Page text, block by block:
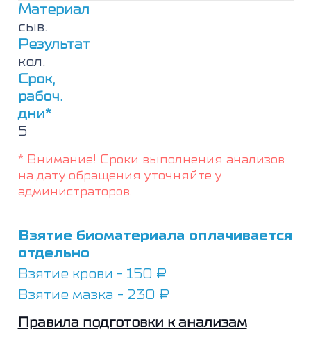
Материал
сыв.
Результат
кол.
Срок,
рабоч.
дни*
5
* Внимание! Сроки выполнения анализов
на дату обращения уточняйте у
администраторов.
Взятие биоматериала оплачивается
отдельно
Взятие крови - 150 ₽
Взятие мазка - 230 ₽
Правила подготовки к анализам